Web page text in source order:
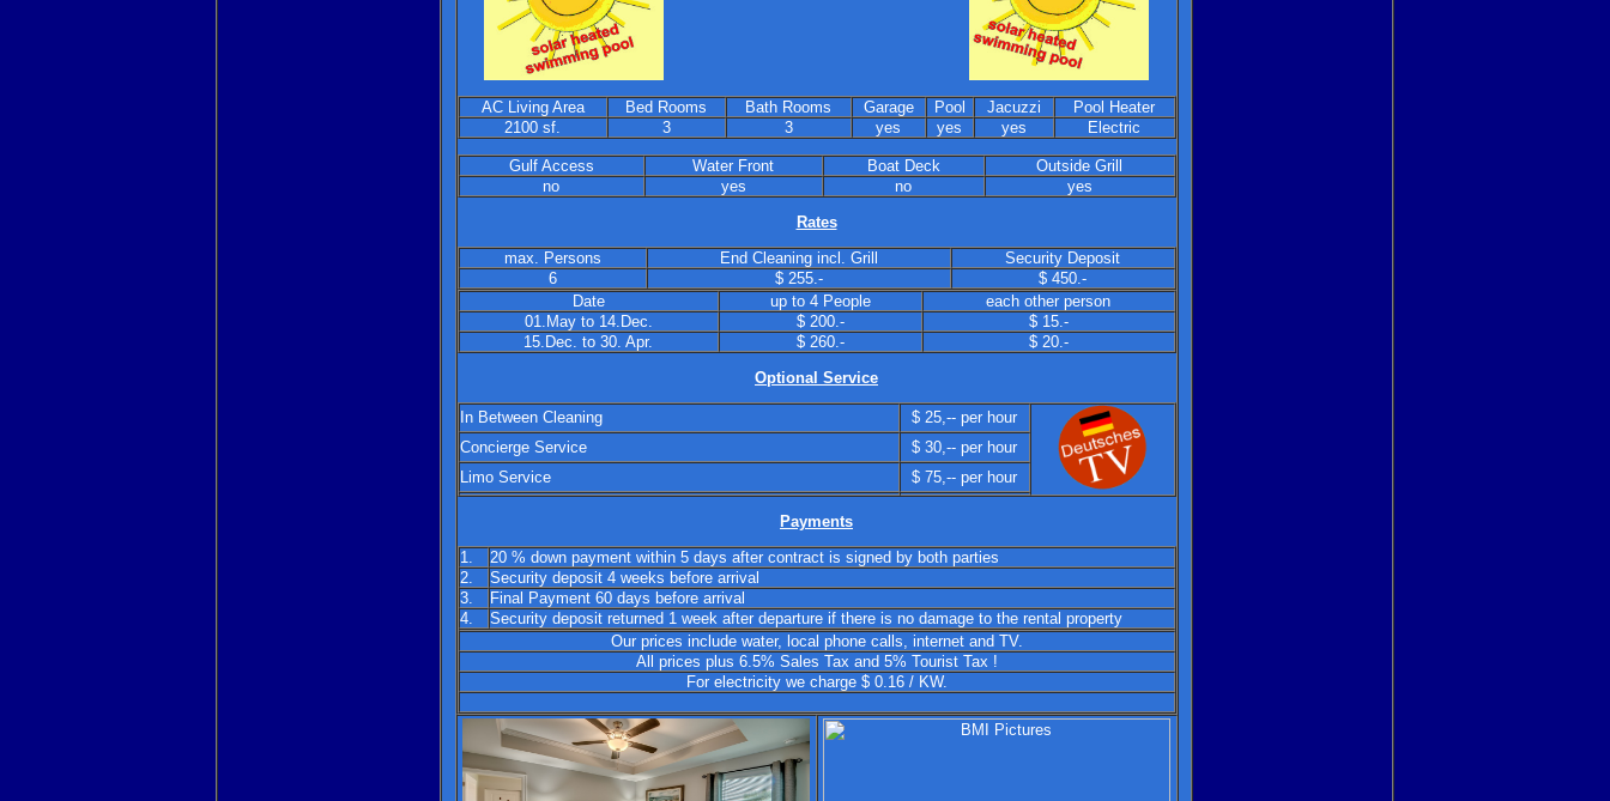
AC Living Area Bed Rooms Bath Rooms Garage Pool Jacuzzi
Pool Heater
2100 sf.
3 3 yes yes yes Electric
Gulf Access Water Front Boat Deck
Outside Grill
no
yes no
yes
Rates
max. Persons
End Cleaning incl. Grill
Security Deposit
6
$ 255.-
$ 450.-
Date
up to 4 People
each other person
01.May to 14.Dec.
$ 200.-
$ 15.-
15.Dec. to 30. Apr.
$ 260.-
$ 20.-
Optional Service
In Between Cleaning
$ 25,-- per hour
Concierge Service
$ 30,-- per hour
Limo Service
$ 75,-- per hour
Payments
1.
20 % down payment within 5 days after contract is signed by both parties
2.
Security deposit 4 weeks before arrival
3.
Final Payment 60 days before arrival
4.
Security deposit returned 1 week after departure if there is no damage to the rental property
Our prices include water, local phone calls, internet and TV.
All prices plus 6.5% Sales Tax and 5% Tourist Tax !
For electricity we charge $ 0.16 / KW.